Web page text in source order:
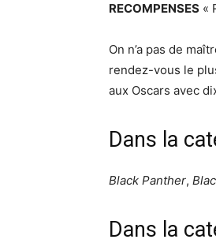
RECOMPENSES «
On n’a pas de
rendez-vous le
aux Oscars avec
Dans la
Black Panther,
Dans la